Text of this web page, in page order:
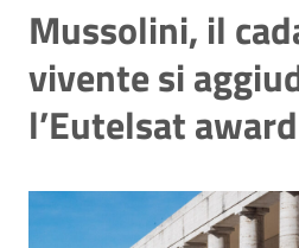
Mussolini, il
vivente si
l’Eutelsat award